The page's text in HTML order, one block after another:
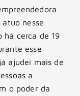
nesse
há cerca de 19
esse
ajudei mais de
a
o poder da